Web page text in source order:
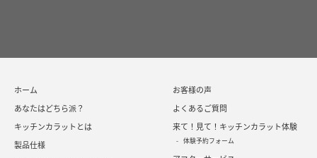
ホーム
あなたはどちら派？
キッチンカラットとは
製品仕様
お客様の声
よくあるご質問
来て！見て！キッチンカラット体験
体験予約フォーム